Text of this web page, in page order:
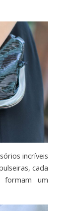
incríveis
cada
um